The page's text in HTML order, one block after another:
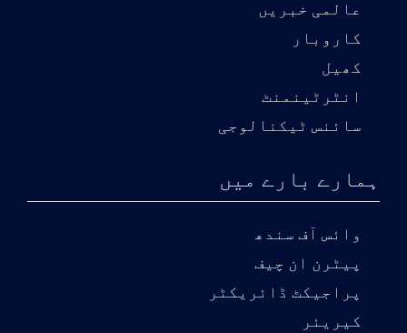
عالمی خبریں
کاروبار
کھیل
انٹرٹینمنٹ
سائنس ٹیکنالوجی
ہمارے بارے میں
وائس آف سندھ
پیٹرن ان چیف
پراجیکٹ ڈائریکٹر
کیریئر